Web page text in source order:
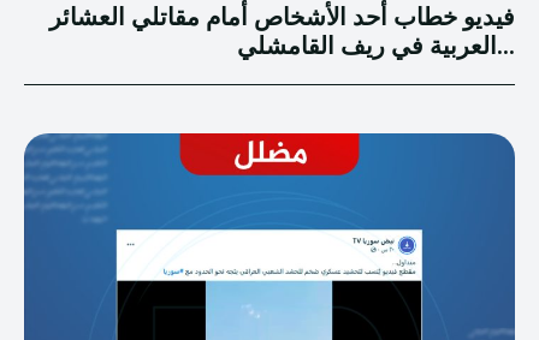
فيديو خطاب أحد الأشخاص أمام مقاتلي العشائر
العربية في ريف القامشلي...